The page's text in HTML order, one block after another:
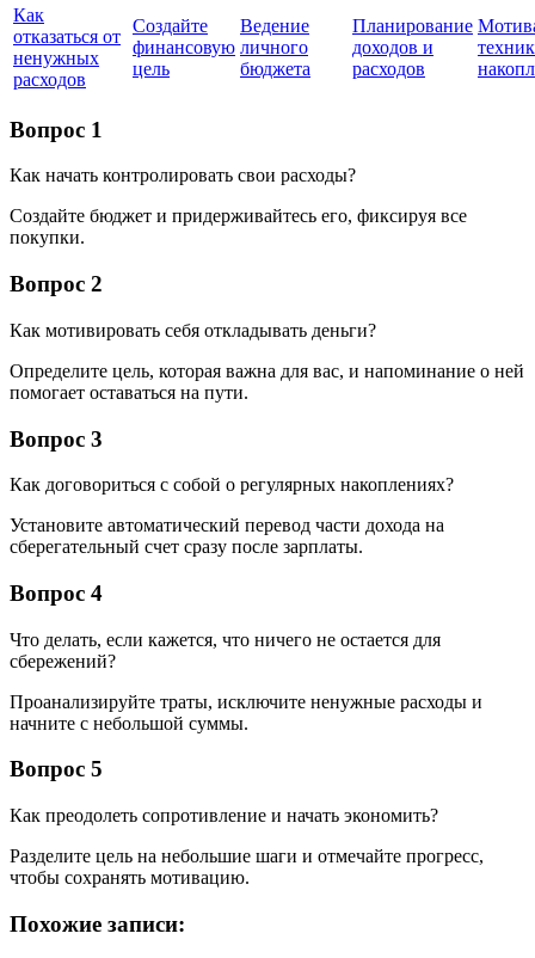
Как
отказаться от
ненужных
расходов
Создайте
финансовую
цель
Ведение
личного
бюджета
Планирование
доходов и
расходов
Вопрос 1
Как начать контролировать свои расходы?
Создайте бюджет и придерживайтесь его, фиксируя все
покупки.
Вопрос 2
Как мотивировать себя откладывать деньги?
Определите цель, которая важна для вас, и напоминание о ней
помогает оставаться на пути.
Вопрос 3
Как договориться с собой о регулярных накоплениях?
Установите автоматический перевод части дохода на
сберегательный счет сразу после зарплаты.
Вопрос 4
Что делать, если кажется, что ничего не остается для
сбережений?
Проанализируйте траты, исключите ненужные расходы и
начните с небольшой суммы.
Вопрос 5
Как преодолеть сопротивление и начать экономить?
Разделите цель на небольшие шаги и отмечайте прогресс,
чтобы сохранять мотивацию.
Похожие записи: